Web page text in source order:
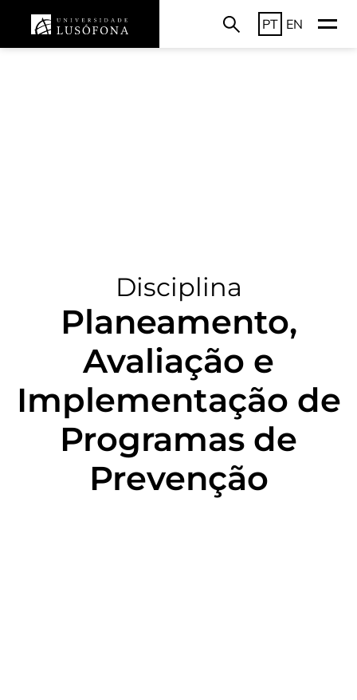
PT EN
Disciplina
Planeamento,
Avaliação e
Implementação de
Programas de
Prevenção